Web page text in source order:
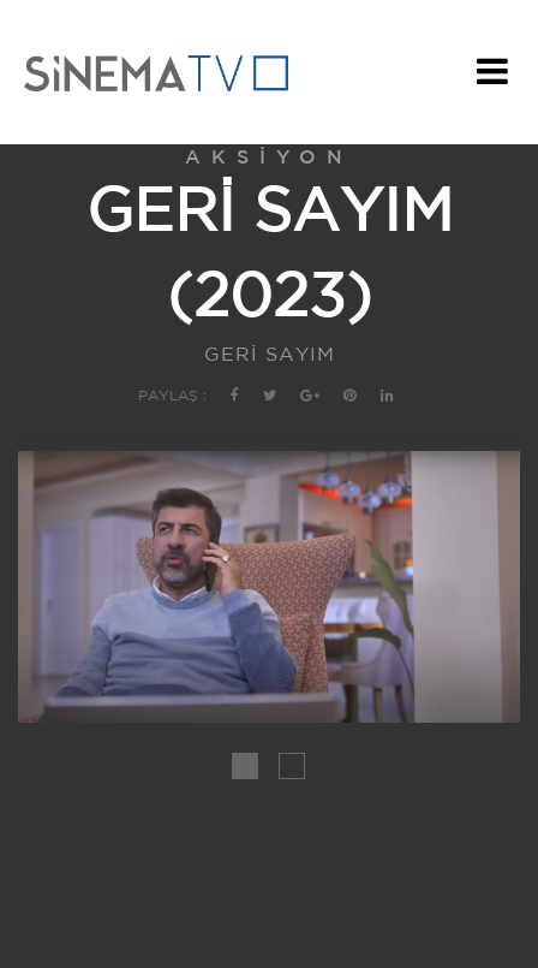
AKSIYON
GERİ SAYIM
(2023)
GERİ SAYIM
PAYLAŞ :